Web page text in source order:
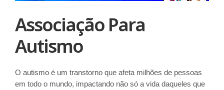
Associação Para
Autismo
O autismo é um transtorno que afeta milhões de pessoas
em todo o mundo, impactando não só a vida daqueles que